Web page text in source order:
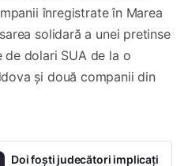
înregistrate în Marea
solidară a unei pretinse
dolari SUA de la o
și două companii din
Doi foști judecători implicați